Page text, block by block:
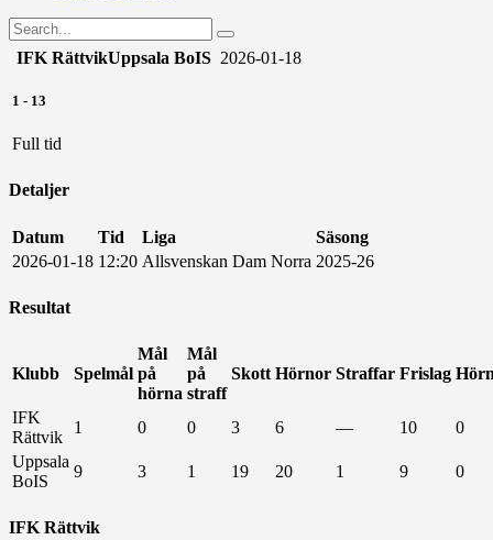
IFK RättvikUppsala BoIS 2026-01-18
1 - 13
Full tid
Detaljer
Datum Tid Liga
Säsong
2026-01-18 12:20 Allsvenskan Dam Norra 2025-26
Resultat
Klubb Spelmål
Mål
på
hörna
Mål
på
straff
Skott Hörnor Straffar Frislag
IFK
Rättvik
1 0 0 3 6 — 10
0
Uppsala
BoIS
9 3 1 19 20 1 9 0
IFK Rättvik